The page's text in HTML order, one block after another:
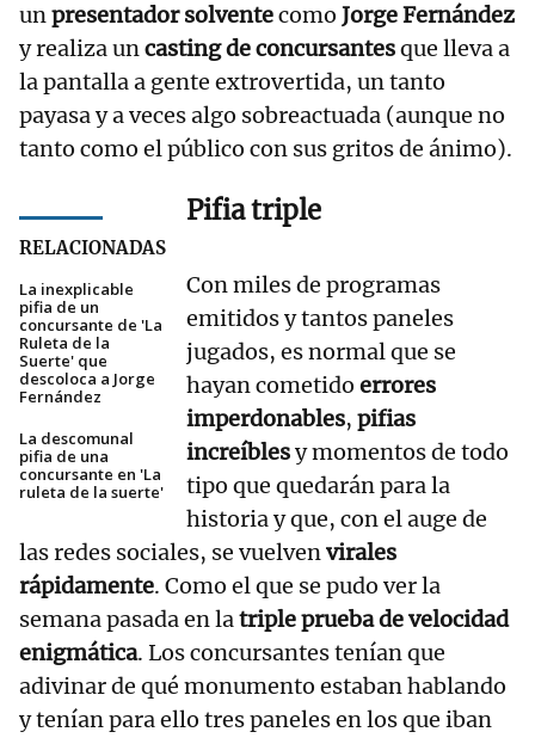
unpresentador solventecomo Jorge Fernández
y realiza uncasting de concursantesque lleva a
la pantalla a gente extrovertida, un tanto
payasa y a veces algo sobreactuada (aunque no
tanto como el público con sus gritos de ánimo).
RELACIONADAS
La inexplicable
pifia de un
concursante de 'La
Ruleta de la
Suerte' que
descoloca a Jorge
Fernández
La descomunal
pifia de una
concursante en 'La
ruleta de la suerte'
Pifia triple
Con miles de programas
emitidos y tantos paneles
jugados, es normal que se
hayan cometido errores
imperdonables, pifias
increíblesy momentos de todo
tipo que quedarán para la
historia y que, con el auge de
las redes sociales, se vuelvenvirales
rápidamente. Como el que se pudo ver la
semana pasada en latriple prueba de velocidad
enigmática. Los concursantes tenían que
adivinar de qué monumento estaban hablando
y tenían para ello tres paneles en los que iban